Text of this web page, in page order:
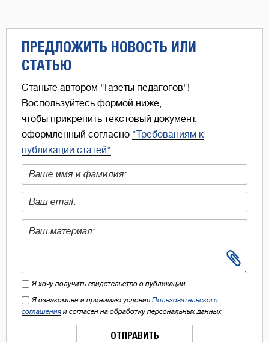
ПРЕДЛОЖИТЬ НОВОСТЬ ИЛИ
СТАТЬЮ
Станьте автором "Газеты педагогов"!
Воспользуйтесь формой ниже,
чтобы прикрепить текстовый документ,
оформленный согласно "Требованиям к
публикации статей".
Я хочу получить свидетельство о публикации
Я ознакомлен и принимаю условия Пользовательского
соглашения и согласен на обработку персональных данных
ОТПРАВИТЬ